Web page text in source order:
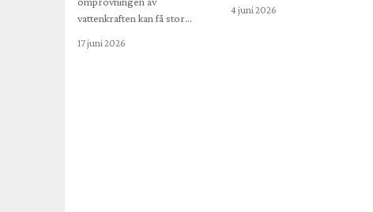
vattenkraften kan få stor…
17 juni 2026
4 juni 2026